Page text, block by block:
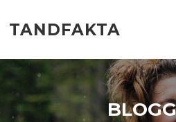
indhold
TANDFAKTA